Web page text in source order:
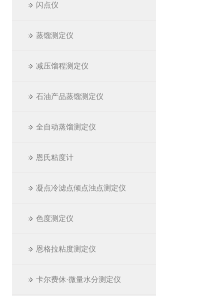
闪点仪
蒸馏测定仪
减压馏程测定仪
石油产品蒸馏测定仪
全自动蒸馏测定仪
恩氏粘度计
凝点冷滤点倾点浊点测定仪
色度测定仪
恩格拉粘度测定仪
卡尔费休·微量水分测定仪